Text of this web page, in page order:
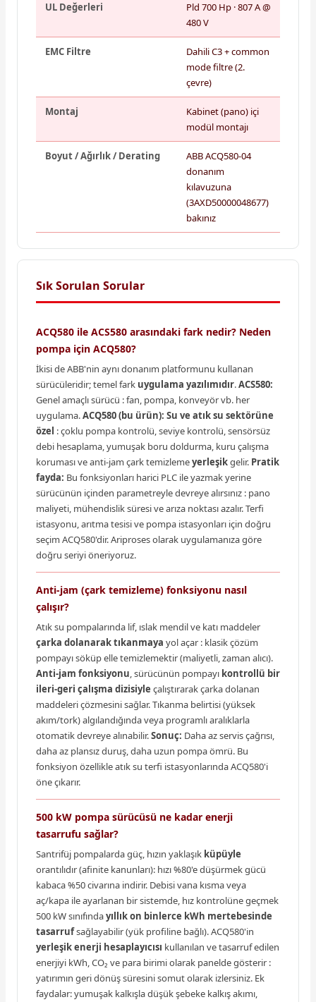
UL Değerleri
Pld 700 Hp · 807 A @
480 V
EMC Filtre
Dahili C3 + common
mode filtre (2.
çevre)
Montaj
Kabinet (pano) içi
modül montajı
Boyut / Ağırlık / Derating
ABB ACQ580-04
donanım
kılavuzuna
(3AXD50000048677)
bakınız
Sık Sorulan Sorular
ACQ580 ile ACS580 arasındaki fark nedir? Neden
pompa için ACQ580?
İkisi de ABB'nin aynı donanım platformunu kullanan
sürücüleridir; temel fark uygulama yazılımıdır.ACS580:
Genel amaçlı sürücü : fan, pompa, konveyör vb. her
uygulama.ACQ580 (bu ürün): Su ve atık su sektörüne
özel : çoklu pompa kontrolü, seviye kontrolü, sensörsüz
debi hesaplama, yumuşak boru doldurma, kuru çalışma
koruması ve anti-jam çark temizlemeyerleşikgelir. Pratik
fayda: Bu fonksiyonları harici PLC ile yazmak yerine
sürücünün içinden parametreyle devreye alırsınız : pano
maliyeti, mühendislik süresi ve arıza noktası azalır. Terfi
istasyonu, arıtma tesisi ve pompa istasyonları için doğru
seçim ACQ580'dir. Ariproses olarak uygulamanıza göre
doğru seriyi öneriyoruz.
Anti-jam (çark temizleme) fonksiyonu nasıl
çalışır?
Atık su pompalarında lif, ıslak mendil ve katı maddeler
çarka dolanarak tıkanmaya yol açar : klasik çözüm
pompayı söküp elle temizlemektir (maliyetli, zaman alıcı).
Anti-jam fonksiyonu, sürücünün pompayı kontrollü bir
ileri-geri çalışma dizisiyle çalıştırarak çarka dolanan
maddeleri çözmesini sağlar. Tıkanma belirtisi (yüksek
akım/tork) algılandığında veya programlı aralıklarla
otomatik devreye alınabilir.Sonuç: Daha az servis çağrısı,
daha az plansız duruş, daha uzun pompa ömrü. Bu
fonksiyon özellikle atık su terfi istasyonlarında ACQ580'i
öne çıkarır.
500 kW pompa sürücüsü ne kadar enerji
tasarrufu sağlar?
Santrifüj pompalarda güç, hızın yaklaşık küpüyle
orantılıdır (afinite kanunları): hızı %80'e düşürmek gücü
kabaca %50 civarına indirir. Debisi vana kısma veya
aç/kapa ile ayarlanan bir sistemde, hız kontrolüne geçmek
500 kW sınıfındayıllık on binlerce kWh mertebesinde
tasarrufsağlayabilir (yük profiline bağlı). ACQ580'in
yerleşik enerji hesaplayıcısı kullanılan ve tasarruf edilen
enerjiyi kWh, CO₂ ve para birimi olarak panelde gösterir :
yatırımın geri dönüş süresini somut olarak izlersiniz. Ek
faydalar: yumuşak kalkışla düşük şebeke kalkış akımı,